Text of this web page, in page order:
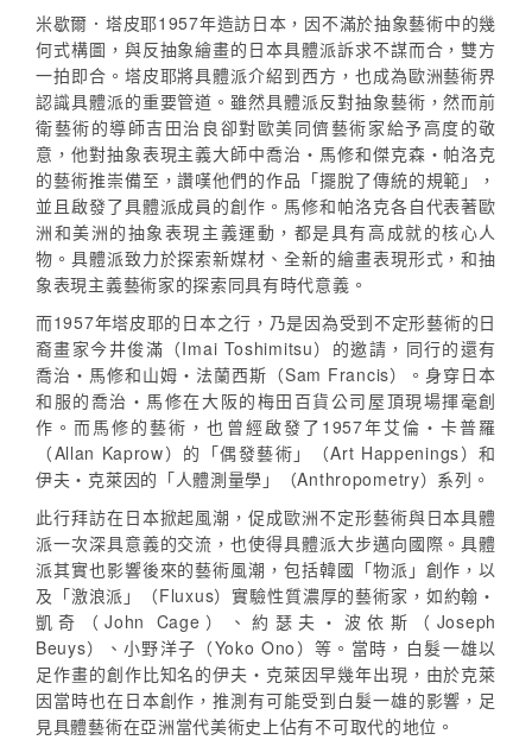
米歇爾．塔皮耶1957年造訪日本，因不滿於抽象藝術中的幾
何式構圖，與反抽象繪畫的日本具體派訴求不謀而合，雙方
一拍即合。塔皮耶將具體派介紹到西方，也成為歐洲藝術界
認識具體派的重要管道。雖然具體派反對抽象藝術，然而前
衛藝術的導師吉田治良卻對歐美同儕藝術家給予高度的敬
意，他對抽象表現主義大師中喬治・馬修和傑克森・帕洛克
的藝術推崇備至，讚嘆他們的作品「擺脫了傳統的規範」，
並且啟發了具體派成員的創作。馬修和帕洛克各自代表著歐
洲和美洲的抽象表現主義運動，都是具有高成就的核心人
物。具體派致力於探索新媒材、全新的繪畫表現形式，和抽
象表現主義藝術家的探索同具有時代意義。
而1957年塔皮耶的日本之行，乃是因為受到不定形藝術的日
裔畫家今井俊滿（Imai Toshimitsu）的邀請，同行的還有
喬治・馬修和山姆・法蘭西斯（Sam Francis）。身穿日本
和服的喬治・馬修在大阪的梅田百貨公司屋頂現場揮毫創
作。而馬修的藝術，也曾經啟發了1957年艾倫・卡普羅
（Allan Kaprow）的「偶發藝術」（Art Happenings）和
伊夫・克萊因的「人體測量學」（Anthropometry）系列。
此行拜訪在日本掀起風潮，促成歐洲不定形藝術與日本具體
派一次深具意義的交流，也使得具體派大步邁向國際。具體
派其實也影響後來的藝術風潮，包括韓國「物派」創作，以
及「激浪派」（Fluxus）實驗性質濃厚的藝術家，如約翰・
凱奇（John Cage）、約瑟夫・波依斯（Joseph
Beuys）、小野洋子（Yoko Ono）等。當時，白髮一雄以
足作畫的創作比知名的伊夫・克萊因早幾年出現，由於克萊
因當時也在日本創作，推測有可能受到白髮一雄的影響，足
見具體藝術在亞洲當代美術史上佔有不可取代的地位。